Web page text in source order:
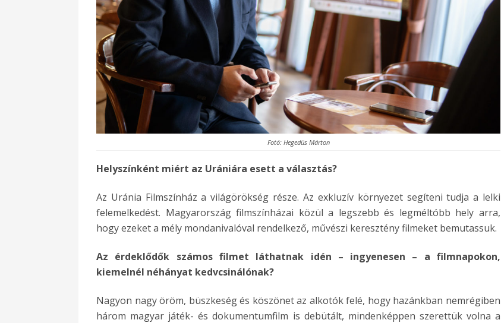
Fotó: Hegedüs Márton
Helyszínként miért az Urániára esett a választás?
Az Uránia Filmszínház a világörökség része. Az exkluzív környezet segíteni tudja a lelki
felemelkedést. Magyarország filmszínházai közül a legszebb és legméltóbb hely arra,
hogy ezeket a mély mondanivalóval rendelkező, művészi keresztény filmeket bemutassuk.
Az érdeklődők számos filmet láthatnak idén – ingyenesen – a filmnapokon,
kiemelnél néhányat kedvcsinálónak?
Nagyon nagy öröm, büszkeség és köszönet az alkotók felé, hogy hazánkban nemrégiben
három magyar játék- és dokumentumfilm is debütált, mindenképpen szerettük volna a